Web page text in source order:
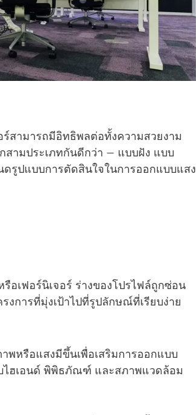
ร์สามารถมีอิทธิพลต่อทั้งความสวยงาม
ามประเภทกันดีกว่า — แบบฝัง แบบ
รูปแบบการตัดสินใจในการออกแบบแสง
อเฟอร์นิเจอร์ ร่างของโปรไฟล์ถูกซ่อน
งการที่มุ่งเป้าไปที่รูปลักษณ์ที่เรียบง่าย
พหรือแสงมีขึ้นเพื่อเสริมการออกแบบ
ไฮเอนด์ พิพิธภัณฑ์ และสภาพแวดล้อม